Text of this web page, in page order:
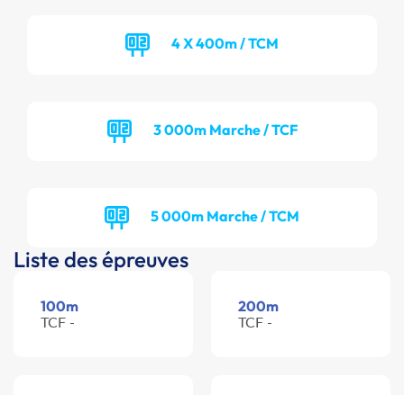
4 X 400m / TCM
3 000m Marche / TCF
5 000m Marche / TCM
Liste des épreuves
100m
TCF -
200m
TCF -